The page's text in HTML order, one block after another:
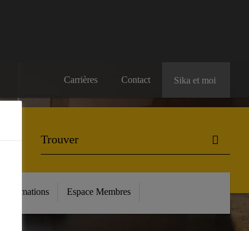
Carrières Contact Sika et moi
Formations Espace Membres